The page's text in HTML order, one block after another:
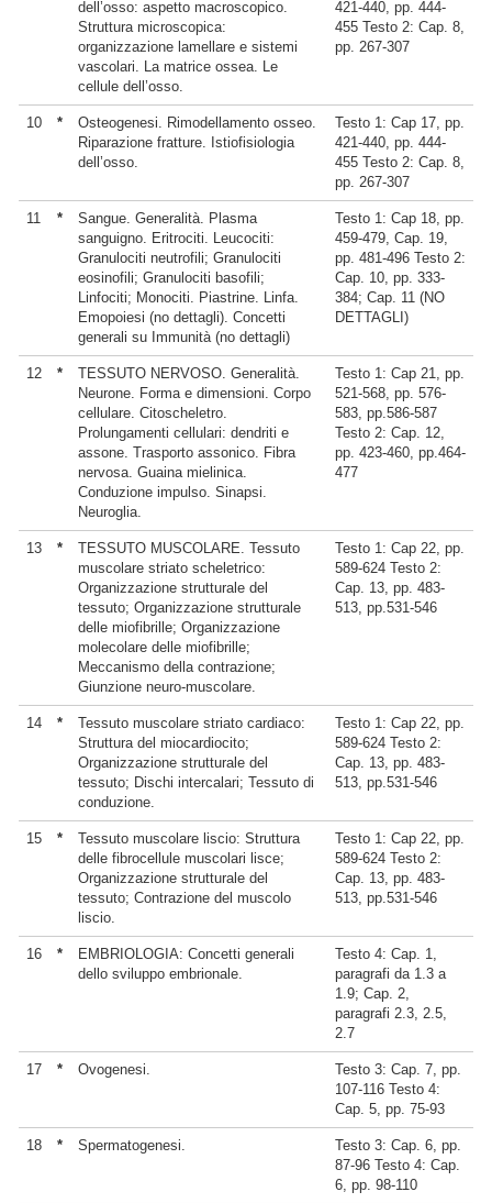
dell’osso: aspetto macroscopico.
Struttura microscopica:
organizzazione lamellare e sistemi
vascolari. La matrice ossea. Le
cellule dell’osso.
421-440, pp. 444-
455 Testo 2: Cap. 8,
pp. 267-307
10 *
Osteogenesi. Rimodellamento osseo.
Riparazione fratture. Istiofisiologia
dell’osso.
Testo 1: Cap 17, pp.
421-440, pp. 444-
455 Testo 2: Cap. 8,
pp. 267-307
11 *
Sangue. Generalità. Plasma
sanguigno. Eritrociti. Leucociti:
Granulociti neutrofili; Granulociti
eosinofili; Granulociti basofili;
Linfociti; Monociti. Piastrine. Linfa.
Emopoiesi (no dettagli). Concetti
generali su Immunità (no dettagli)
Testo 1: Cap 18, pp.
459-479, Cap. 19,
pp. 481-496 Testo 2:
Cap. 10, pp. 333-
384; Cap. 11 (NO
DETTAGLI)
12 *
TESSUTO NERVOSO. Generalità.
Neurone. Forma e dimensioni. Corpo
cellulare. Citoscheletro.
Prolungamenti cellulari: dendriti e
assone. Trasporto assonico. Fibra
nervosa. Guaina mielinica.
Conduzione impulso. Sinapsi.
Neuroglia.
Testo 1: Cap 21, pp.
521-568, pp. 576-
583, pp.586-587
Testo 2: Cap. 12,
pp. 423-460, pp.464-
477
13 *
TESSUTO MUSCOLARE. Tessuto
muscolare striato scheletrico:
Organizzazione strutturale del
tessuto; Organizzazione strutturale
delle miofibrille; Organizzazione
molecolare delle miofibrille;
Meccanismo della contrazione;
Giunzione neuro-muscolare.
Testo 1: Cap 22, pp.
589-624 Testo 2:
Cap. 13, pp. 483-
513, pp.531-546
14 *
Tessuto muscolare striato cardiaco:
Struttura del miocardiocito;
Organizzazione strutturale del
tessuto; Dischi intercalari; Tessuto di
conduzione.
Testo 1: Cap 22, pp.
589-624 Testo 2:
Cap. 13, pp. 483-
513, pp.531-546
15 *
Tessuto muscolare liscio: Struttura
delle fibrocellule muscolari lisce;
Organizzazione strutturale del
tessuto; Contrazione del muscolo
liscio.
Testo 1: Cap 22, pp.
589-624 Testo 2:
Cap. 13, pp. 483-
513, pp.531-546
16 *
EMBRIOLOGIA: Concetti generali
dello sviluppo embrionale.
Testo 4: Cap. 1,
paragrafi da 1.3 a
1.9; Cap. 2,
paragrafi 2.3, 2.5,
2.7
17 * Ovogenesi.
Testo 3: Cap. 7, pp.
107-116 Testo 4:
Cap. 5, pp. 75-93
18 * Spermatogenesi.
Testo 3: Cap. 6, pp.
87-96 Testo 4: Cap.
6, pp. 98-110